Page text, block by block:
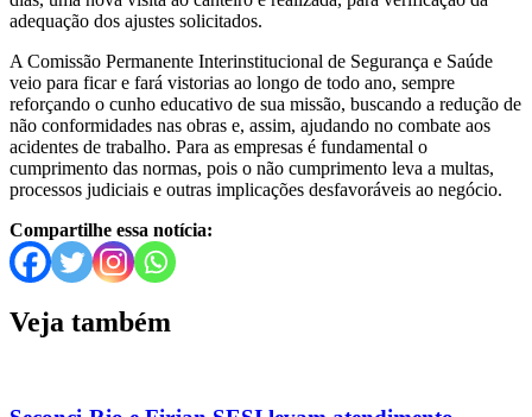
adequação dos ajustes solicitados.
A Comissão Permanente Interinstitucional de Segurança e Saúde
veio para ficar e fará vistorias ao longo de todo ano, sempre
reforçando o cunho educativo de sua missão, buscando a redução de
não conformidades nas obras e, assim, ajudando no combate aos
acidentes de trabalho. Para as empresas é fundamental o
cumprimento das normas, pois o não cumprimento leva a multas,
processos judiciais e outras implicações desfavoráveis ao negócio.
Compartilhe essa notícia:
Veja também